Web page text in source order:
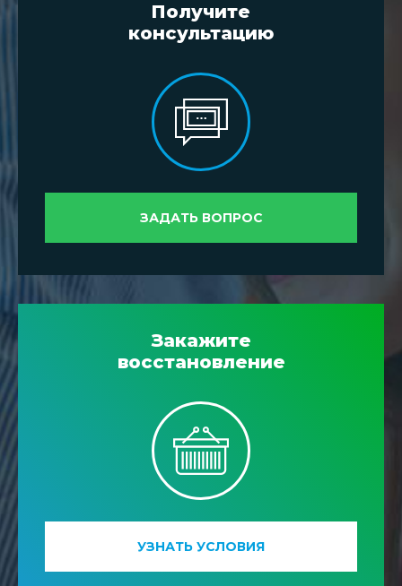
Получите
консультацию
ЗАДАТЬ ВОПРОС
Закажите
восстановление
УЗНАТЬ УСЛОВИЯ